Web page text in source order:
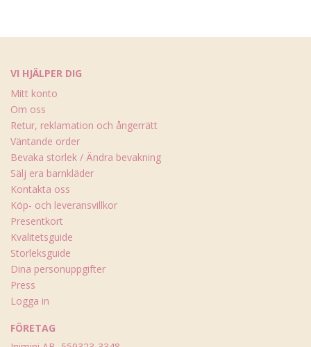
VI HJÄLPER DIG
Mitt konto
Om oss
Retur, reklamation och ångerrätt
Väntande order
Bevaka storlek / Ändra bevakning
Sälj era barnkläder
Kontakta oss
Köp- och leveransvillkor
Presentkort
Kvalitetsguide
Storleksguide
Dina personuppgifter
Press
Logga in
FÖRETAG